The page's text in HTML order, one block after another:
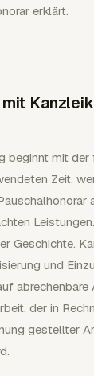
erklärt.
beginnt mit der
Zeit,
Geschichte.
und
abrechenbare
der in
gestellter